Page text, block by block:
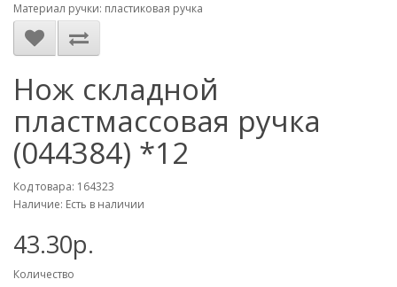
Материал ручки: пластиковая ручка
Нож складной
пластмассовая ручка
(044384) *12
Код товара: 164323
Наличие: Есть в наличии
43.30р.
Количество